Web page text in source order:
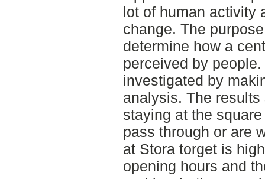
lot of human activity
change. The
determine how a
perceived by
investigated by
analysis. The
staying at the
pass through or are
at Stora torget is
opening hours and